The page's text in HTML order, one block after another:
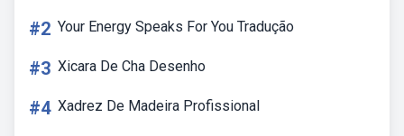
#2 Your Energy Speaks For You Tradução
#3 Xicara De Cha Desenho
#4 Xadrez De Madeira Profissional